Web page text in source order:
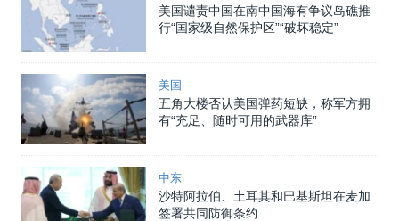
关注新疆
GEN Z 看美国
美国谴责中国在南中国海有争议岛礁推
行“国家级自然保护区”“破坏稳定”
美国
五角大楼否认美国弹药短缺，称军方拥
有“充足、随时可用的武器库”
中东
沙特阿拉伯、土耳其和巴基斯坦在麦加
签署共同防御条约